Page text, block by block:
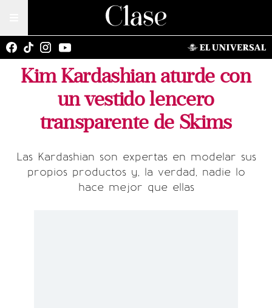
Kim Kardashian aturde con
un vestido lencero
transparente de Skims
Las Kardashian son expertas en modelar sus
propios productos y, la verdad, nadie lo
hace mejor que ellas